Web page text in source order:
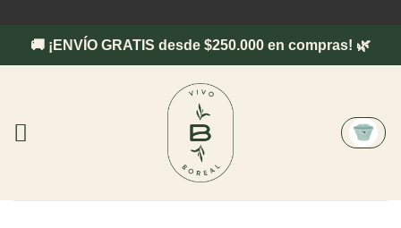
contenido
🚚 ¡ENVÍO GRATIS desde $250.000 en compras! 🌿